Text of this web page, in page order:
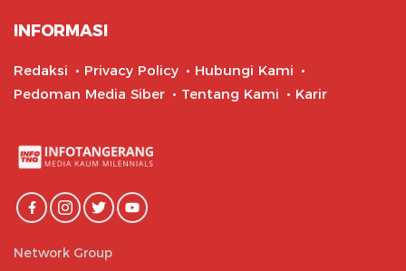
INFORMASI
Redaksi Privacy Policy
Hubungi Kami
Pedoman Media Siber
Tentang Kami Karir
Network Group